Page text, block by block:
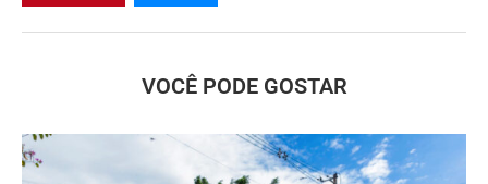
VOCÊ PODE GOSTAR